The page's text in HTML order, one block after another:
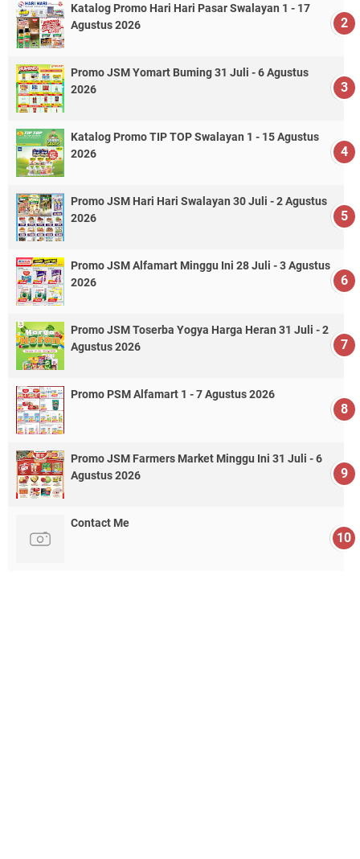
Katalog Promo Hari Hari Pasar Swalayan 1 - 17
Agustus 2026
Promo JSM Yomart Buming 31 Juli - 6 Agustus
2026
Katalog Promo TIP TOP Swalayan 1 - 15 Agustus
2026
Promo JSM Hari Hari Swalayan 30 Juli - 2 Agustus
2026
Promo JSM Alfamart Minggu Ini 28 Juli - 3 Agustus
2026
Promo JSM Toserba Yogya Harga Heran 31 Juli - 2
Agustus 2026
Promo PSM Alfamart 1 - 7 Agustus 2026
Promo JSM Farmers Market Minggu Ini 31 Juli - 6
Agustus 2026
Contact Me